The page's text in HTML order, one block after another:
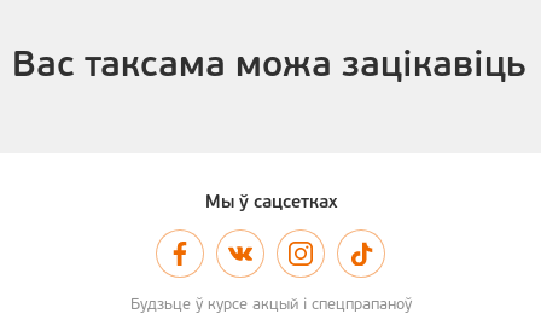
Вас таксама можа зацікавіць
Мы ў сацсетках
Будзьце ў курсе акцый і спецпрапаноў